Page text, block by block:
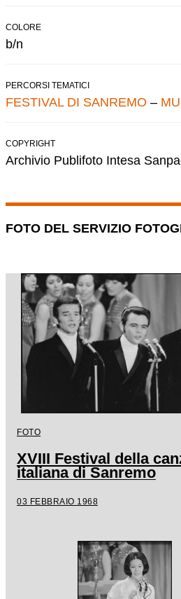
COLORE
b/n
PERCORSI TEMATICI
FESTIVAL DI SANREMO –
COPYRIGHT
Archivio Publifoto Intesa
FOTO DEL SERVIZIO
FOTO
XVIII Festival della
italiana di Sanremo
03 FEBBRAIO 1968